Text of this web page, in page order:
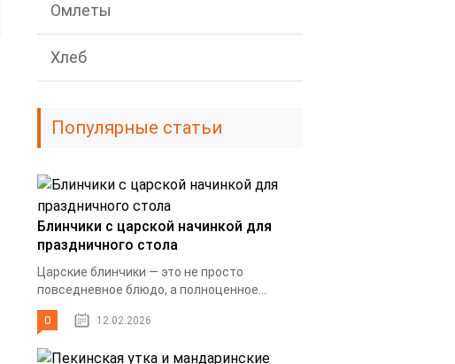
Омлеты
Хлеб
Популярные статьи
Блинчики с царской начинкой для
праздничного стола
Царские блинчики — это не просто
повседневное блюдо, а полноценное...
0 12.02.2026